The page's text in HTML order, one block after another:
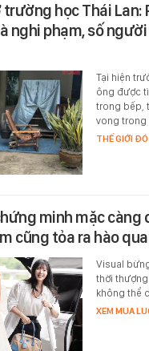
trường học Thái Lan:
nghi phạm, số
Tại hiện
ông được
trong bếp,
vong trong
THẾ GIỚI
minh mặc càng
cũng tỏa ra hào
Visual
thời
không thể
XEM MUA